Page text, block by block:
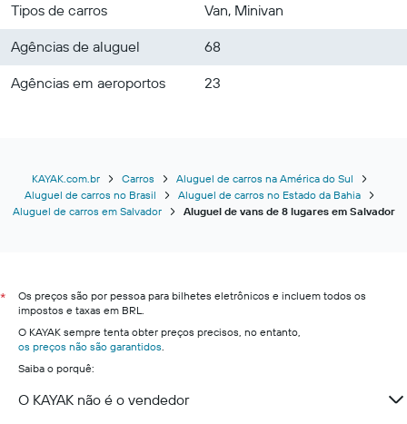
Tipos de carros
Van, Minivan
Agências de aluguel
68
Agências em aeroportos
23
KAYAK.com.br Carros
Aluguel de carros na América do Sul
Aluguel de carros no Brasil
Aluguel de carros no Estado da Bahia
Aluguel de carros em Salvador
Aluguel de vans de 8 lugares em Salvador
*
Os preços são por pessoa para bilhetes eletrônicos e incluem todos os
impostos e taxas em BRL.
O KAYAK sempre tenta obter preços precisos, no entanto,
os preços não são garantidos.
Saiba o porquê:
O KAYAK não é o vendedor